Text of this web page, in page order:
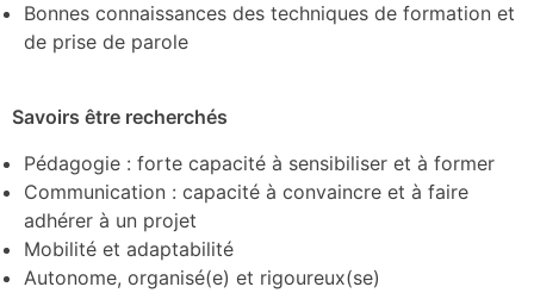
Bonnes connaissances des techniques de formation et
de prise de parole
Savoirs être recherchés
Pédagogie : forte capacité à sensibiliser et à former
Communication : capacité à convaincre et à faire
adhérer à un projet
Mobilité et adaptabilité
Autonome, organisé(e) et rigoureux(se)